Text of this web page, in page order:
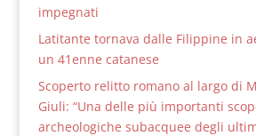
impegnati
Latitante tornava dalle Filippine in
un 41enne catanese
Scoperto relitto romano al largo di
Giuli: “Una delle più importanti
archeologiche subacquee degli